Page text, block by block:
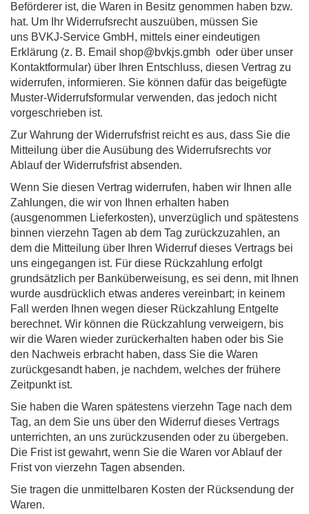
Beförderer ist, die Waren in Besitz genommen haben bzw.
hat. Um Ihr Widerrufsrecht auszuüben, müssen Sie
uns BVKJ-Service GmbH, mittels einer eindeutigen
Erklärung (z. B. Email shop@bvkjs.gmbh oder über unser
Kontaktformular) über Ihren Entschluss, diesen Vertrag zu
widerrufen, informieren. Sie können dafür das beigefügte
Muster-Widerrufsformular verwenden, das jedoch nicht
vorgeschrieben ist.
Zur Wahrung der Widerrufsfrist reicht es aus, dass Sie die
Mitteilung über die Ausübung des Widerrufsrechts vor
Ablauf der Widerrufsfrist absenden.
Wenn Sie diesen Vertrag widerrufen, haben wir Ihnen alle
Zahlungen, die wir von Ihnen erhalten haben
(ausgenommen Lieferkosten), unverzüglich und spätestens
binnen vierzehn Tagen ab dem Tag zurückzuzahlen, an
dem die Mitteilung über Ihren Widerruf dieses Vertrags bei
uns eingegangen ist. Für diese Rückzahlung erfolgt
grundsätzlich per Banküberweisung, es sei denn, mit Ihnen
wurde ausdrücklich etwas anderes vereinbart; in keinem
Fall werden Ihnen wegen dieser Rückzahlung Entgelte
berechnet. Wir können die Rückzahlung verweigern, bis
wir die Waren wieder zurückerhalten haben oder bis Sie
den Nachweis erbracht haben, dass Sie die Waren
zurückgesandt haben, je nachdem, welches der frühere
Zeitpunkt ist.
Sie haben die Waren spätestens vierzehn Tage nach dem
Tag, an dem Sie uns über den Widerruf dieses Vertrags
unterrichten, an uns zurückzusenden oder zu übergeben.
Die Frist ist gewahrt, wenn Sie die Waren vor Ablauf der
Frist von vierzehn Tagen absenden.
Sie tragen die unmittelbaren Kosten der Rücksendung der
Waren.